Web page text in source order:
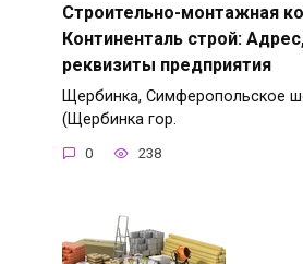
Строительно-монтажная
Континенталь строй:
реквизиты предприятия
Щербинка, Симферопольское
(Щербинка гор.
0 238